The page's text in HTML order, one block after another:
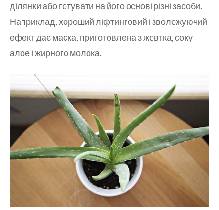
ділянки або готувати на його основі різні засоби.
Наприклад, хороший ліфтинговий і зволожуючий
ефект дає маска, приготовлена з жовтка, соку
алое і жирного молока.